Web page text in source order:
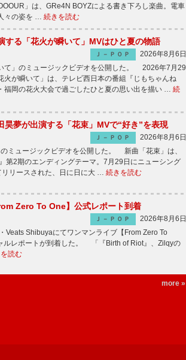
」は、GRe4N BOYZによる書き下ろし楽曲。電車
々の姿を … 続きを読む
する「花火が瞬いて」MVはひと夏の物語
Ｊ－ＰＯＰ
2026年8月6日
て」のミュージックビデオを公開した。 2026年7月29
火が瞬いて」は、テレビ西日本の番組『じもちゃんね
福岡の花火大会で過ごしたひと夏の思い出を描い … 続
夢が出演する「花束」MVで“好き”を表現
Ｊ－ＰＯＰ
2026年8月6日
ミュージックビデオを公開した。 新曲「花束」は、
第2期のエンディングテーマ。7月29日にニューシング
リースされた、日に日に大 … 続きを読む
Zero To One】公式レポート到着
Ｊ－ＰＯＰ
2026年8月6日
Shibuyaにてワンマンライブ【From Zero To
ルレポートが到着した。 「『Birth of Riot』、Zilqyの
読む
more »